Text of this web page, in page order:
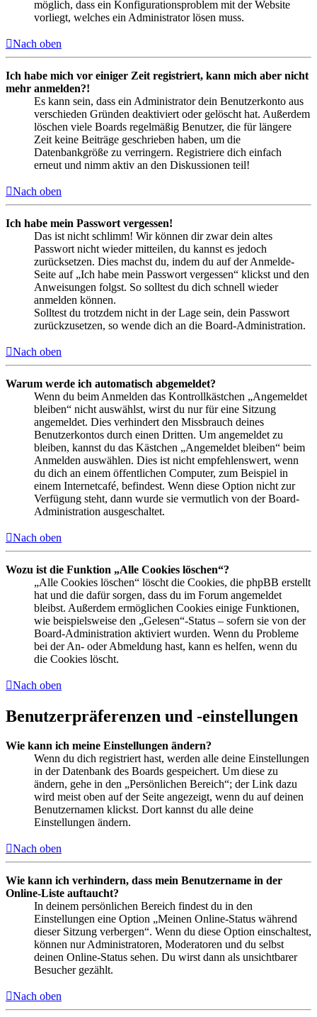
möglich, dass ein Konfigurationsproblem mit der Website
vorliegt, welches ein Administrator lösen muss.
Nach oben
Ich habe mich vor einiger Zeit registriert, kann mich aber nicht
mehr anmelden?!
Es kann sein, dass ein Administrator dein Benutzerkonto aus
verschieden Gründen deaktiviert oder gelöscht hat. Außerdem
löschen viele Boards regelmäßig Benutzer, die für längere
Zeit keine Beiträge geschrieben haben, um die
Datenbankgröße zu verringern. Registriere dich einfach
erneut und nimm aktiv an den Diskussionen teil!
Nach oben
Ich habe mein Passwort vergessen!
Das ist nicht schlimm! Wir können dir zwar dein altes
Passwort nicht wieder mitteilen, du kannst es jedoch
zurücksetzen. Dies machst du, indem du auf der Anmelde-
Seite auf „Ich habe mein Passwort vergessen“ klickst und den
Anweisungen folgst. So solltest du dich schnell wieder
anmelden können.
Solltest du trotzdem nicht in der Lage sein, dein Passwort
zurückzusetzen, so wende dich an die Board-Administration.
Nach oben
Warum werde ich automatisch abgemeldet?
Wenn du beim Anmelden das Kontrollkästchen „Angemeldet
bleiben“ nicht auswählst, wirst du nur für eine Sitzung
angemeldet. Dies verhindert den Missbrauch deines
Benutzerkontos durch einen Dritten. Um angemeldet zu
bleiben, kannst du das Kästchen „Angemeldet bleiben“ beim
Anmelden auswählen. Dies ist nicht empfehlenswert, wenn
du dich an einem öffentlichen Computer, zum Beispiel in
einem Internetcafé, befindest. Wenn diese Option nicht zur
Verfügung steht, dann wurde sie vermutlich von der Board-
Administration ausgeschaltet.
Nach oben
Wozu ist die Funktion „Alle Cookies löschen“?
„Alle Cookies löschen“ löscht die Cookies, die phpBB erstellt
hat und die dafür sorgen, dass du im Forum angemeldet
bleibst. Außerdem ermöglichen Cookies einige Funktionen,
wie beispielsweise den „Gelesen“-Status – sofern sie von der
Board-Administration aktiviert wurden. Wenn du Probleme
bei der An- oder Abmeldung hast, kann es helfen, wenn du
die Cookies löscht.
Nach oben
Benutzerpräferenzen und -einstellungen
Wie kann ich meine Einstellungen ändern?
Wenn du dich registriert hast, werden alle deine Einstellungen
in der Datenbank des Boards gespeichert. Um diese zu
ändern, gehe in den „Persönlichen Bereich“; der Link dazu
wird meist oben auf der Seite angezeigt, wenn du auf deinen
Benutzernamen klickst. Dort kannst du alle deine
Einstellungen ändern.
Nach oben
Wie kann ich verhindern, dass mein Benutzername in der
Online-Liste auftaucht?
In deinem persönlichen Bereich findest du in den
Einstellungen eine Option „Meinen Online-Status während
dieser Sitzung verbergen“. Wenn du diese Option einschaltest,
können nur Administratoren, Moderatoren und du selbst
deinen Online-Status sehen. Du wirst dann als unsichtbarer
Besucher gezählt.
Nach oben